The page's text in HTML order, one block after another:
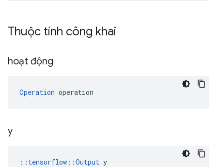
Thuộc tính công khai
hoạt động
Operation operation
y
:: tensorflow::Output y